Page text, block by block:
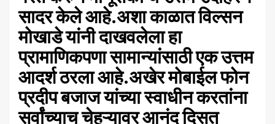
सादर केले आहे.अशा‌ काळात विल्सन
मोखाडे यांनी दाखवलेला हा
प्रामाणिकपणा सामान्यांसाठी एक उत्तम
आदर्श ठरला आहे.अखेर मोबाईल फोन
प्रदीप बजाज यांच्या स्वाधीन करतांना
सर्वांच्याच चेहऱ्यावर आनंद दिसत